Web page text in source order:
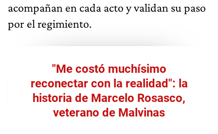
acompañan en cada acto y validan su paso
por el regimiento.
"Me costó muchísimo
reconectar con la realidad": la
historia de Marcelo Rosasco,
veterano de Malvinas